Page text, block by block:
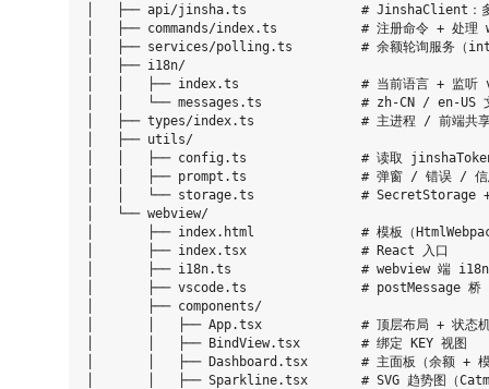
│   ├── api/jinsha.ts               # JinshaClient：多端
│   ├── commands/index.ts           # 注册命令 + 处理
│   ├── services/polling.ts         # 余额轮询服务（
│   ├── i18n/
│   │   ├── index.ts                # 当前语言 + 监听
│   │   └── messages.ts             # zh-CN / en-US
│   ├── types/index.ts              # 主进程 / 前端共享
│   ├── utils/
│   │   ├── config.ts               # 读取
│   │   ├── prompt.ts               # 弹窗 / 错误 / 信
│   │   └── storage.ts              # SecretStorage + 余
│   └── webview/
│       ├── index.html              # 模板（
│       ├── index.tsx               # React 入口
│       ├── i18n.ts                 # webview 端 i18n
│       ├── vscode.ts               # postMessage 桥
│       ├── components/
│       │   ├── App.tsx             # 顶层布局 + 状态
│       │   ├── BindView.tsx        # 绑定 KEY 视图
│       │   ├── Dashboard.tsx       # 主面板（余额 + 模
│       │   ├── Sparkline.tsx       # SVG 趋势图（